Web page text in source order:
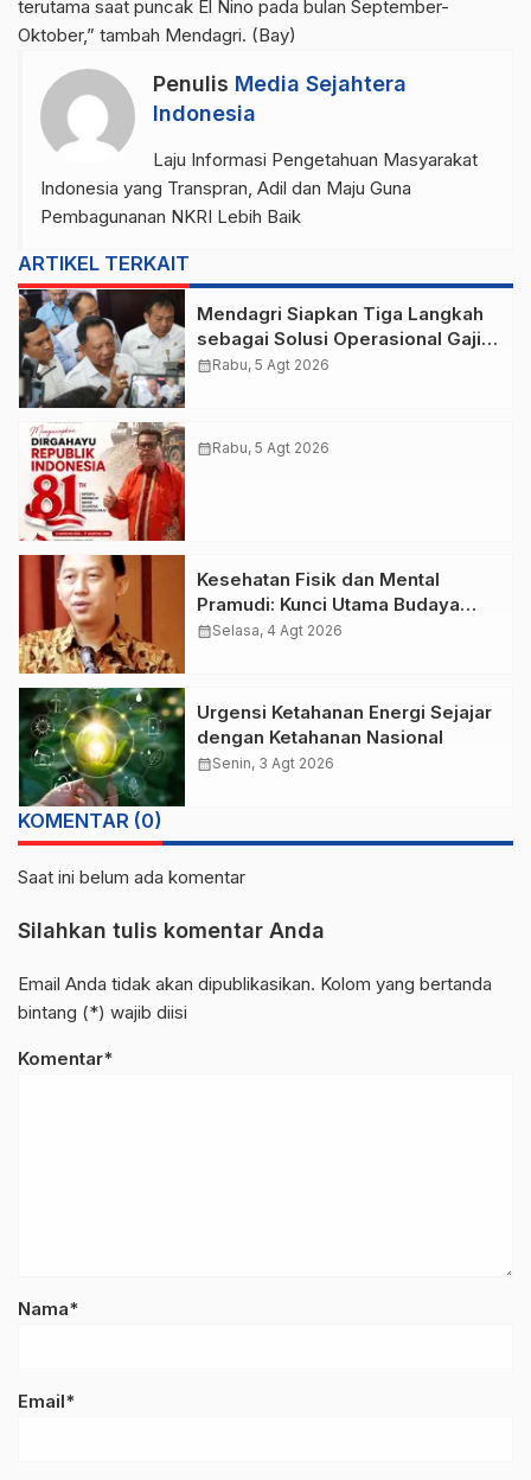
terutama saat puncak El Nino pada bulan September-
Oktober,” tambah Mendagri. (Bay)
Penulis Media Sejahtera
Indonesia
Laju Informasi Pengetahuan Masyarakat
Indonesia yang Transpran, Adil dan Maju Guna
Pembagunanan NKRI Lebih Baik
ARTIKEL TERKAIT
Mendagri Siapkan Tiga Langkah
sebagai Solusi Operasional Gaji
Pegawai Pemda
calendar_monthRabu, 5 Agt 2026
calendar_monthRabu, 5 Agt 2026
Kesehatan Fisik dan Mental
Pramudi: Kunci Utama Budaya
Keselamatan Transjakarta
calendar_monthSelasa, 4 Agt 2026
Urgensi Ketahanan Energi Sejajar
dengan Ketahanan Nasional
calendar_monthSenin, 3 Agt 2026
KOMENTAR (0)
Saat ini belum ada komentar
Silahkan tulis komentar Anda
Email Anda tidak akan dipublikasikan. Kolom yang bertanda
bintang (*) wajib diisi
Komentar*
Nama*
Email*